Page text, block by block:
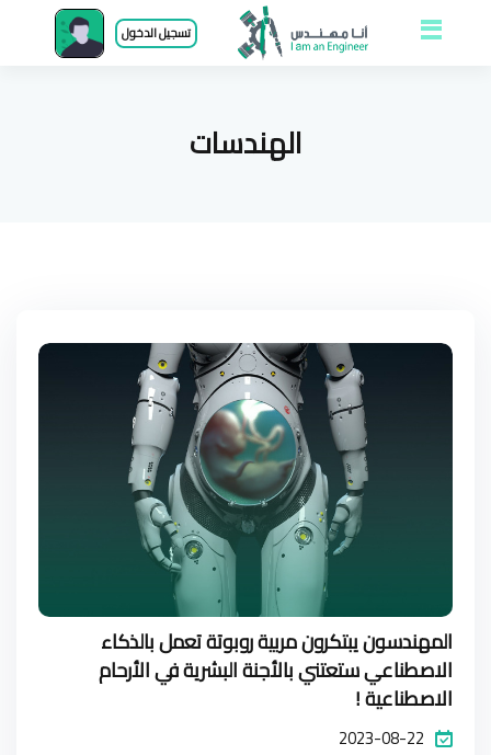
Open and close
تسجيل الدخول
الهندسات
المهندسون يبتكرون مربية روبوتة تعمل بالذكاء
الاصطناعي ستعتني بالأجنة البشرية في الأرحام
الاصطناعية !
2023-08-22